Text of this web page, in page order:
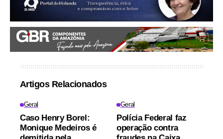
Artigos Relacionados
Geral
Caso Henry Borel:
Monique Medeiros é
Geral
Polícia Federal faz
operação contra